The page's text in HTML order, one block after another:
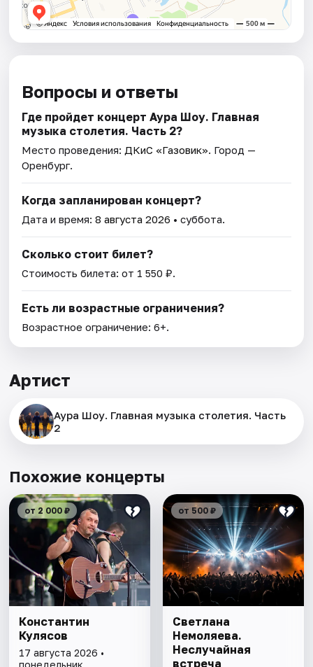
Вопросы и ответы
Где пройдет концерт Аура Шоу. Главная
музыка столетия. Часть 2?
Место проведения: ДКиС «Газовик». Город —
Оренбург.
Когда запланирован концерт?
Дата и время:8 августа 2026 • суббота.
Сколько стоит билет?
Стоимость билета: от 1 550 ₽.
Есть ли возрастные ограничения?
Возрастное ограничение: 6+.
Артист
Аура Шоу. Главная музыка столетия. Часть
2
Похожие концерты
от 2 000 ₽
Константин
Кулясов
17 августа 2026 •
от 500 ₽
Светлана
Немоляева.
Неслучайная
встреча